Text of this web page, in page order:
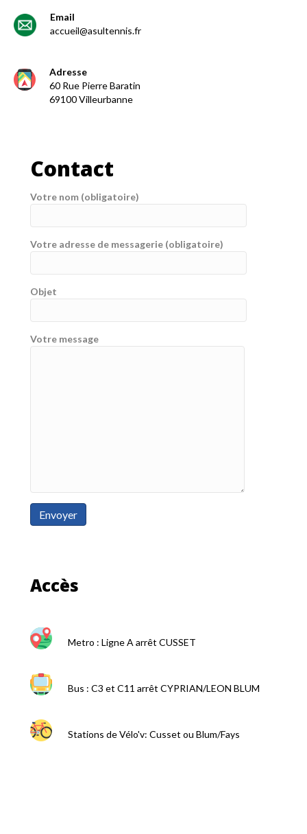
Email
accueil@asultennis.fr
Adresse
60 Rue Pierre Baratin
69100 Villeurbanne
Contact
Votre nom (obligatoire)
Votre adresse de messagerie (obligatoire)
Objet
Votre message
Accès
Metro : Ligne A arrêt CUSSET
Bus : C3 et C11 arrêt CYPRIAN/LEON BLUM
Stations de Vélo'v: Cusset ou Blum/Fays